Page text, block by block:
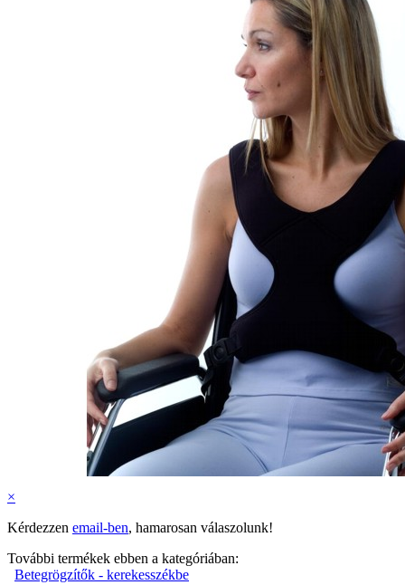
×
Kérdezzen email-ben, hamarosan válaszolunk!
További termékek ebben a kategóriában:
Betegrögzítők - kerekesszékbe